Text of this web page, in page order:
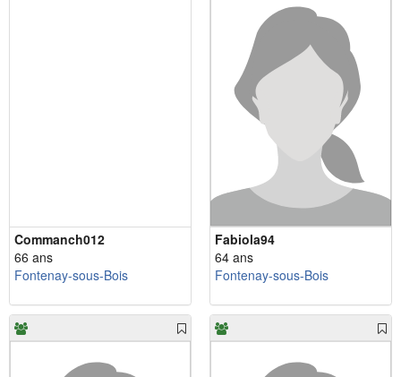
Commanch012
66 ans
Fontenay-sous-Bois
Fabiola94
64 ans
Fontenay-sous-Bois